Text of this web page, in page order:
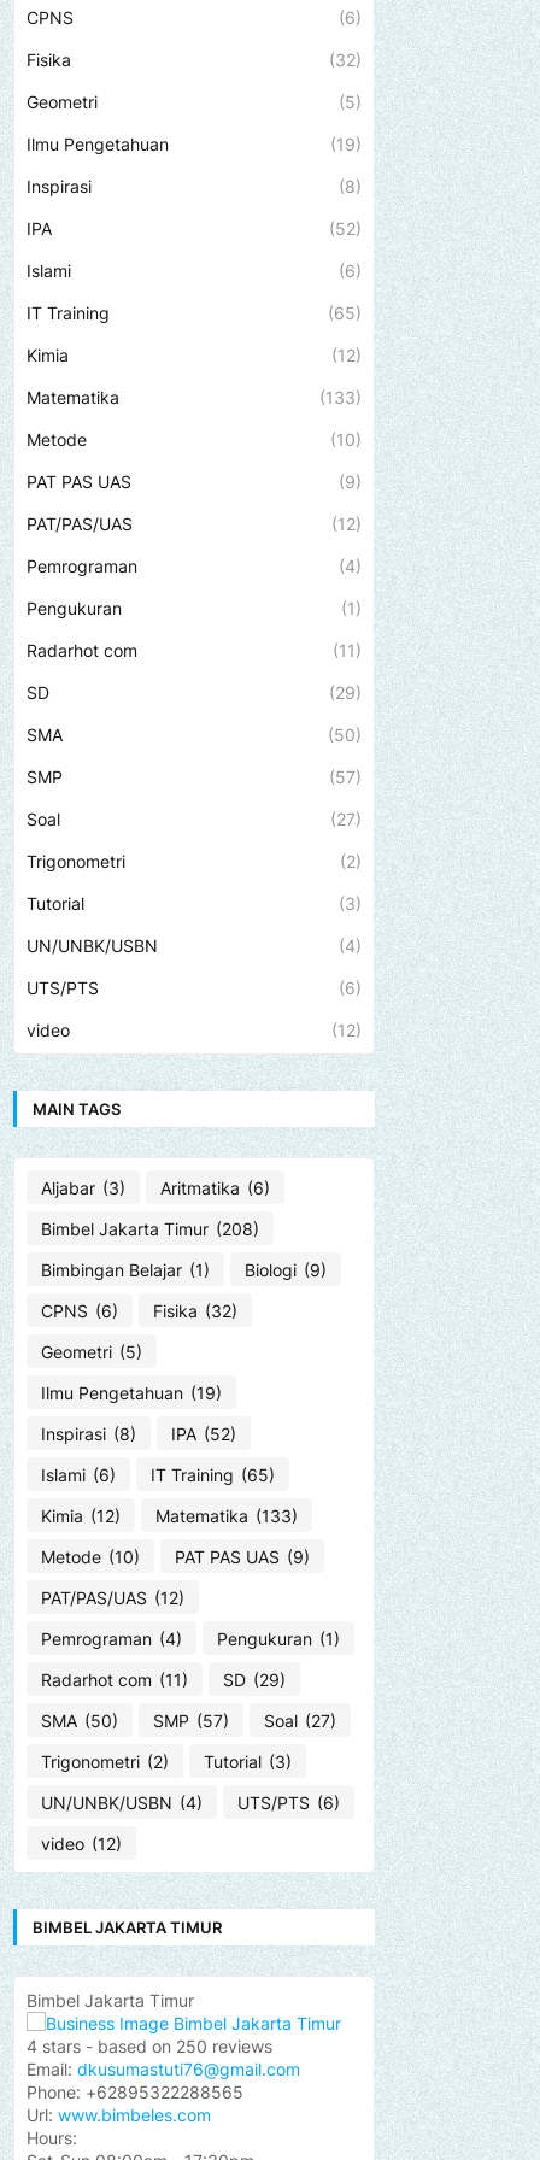
CPNS (6)
Fisika (32)
Geometri (5)
Ilmu Pengetahuan (19)
Inspirasi (8)
IPA (52)
Islami (6)
IT Training (65)
Kimia (12)
Matematika (133)
Metode (10)
PAT PAS UAS (9)
PAT/PAS/UAS (12)
Pemrograman (4)
Pengukuran (1)
Radarhot com (11)
SD (29)
SMA (50)
SMP (57)
Soal (27)
Trigonometri (2)
Tutorial (3)
UN/UNBK/USBN (4)
UTS/PTS (6)
video (12)
MAIN TAGS
Aljabar (3) Aritmatika (6)
Bimbel Jakarta Timur (208)
Bimbingan Belajar (1) Biologi (9)
CPNS (6) Fisika (32)
Geometri (5)
Ilmu Pengetahuan (19)
Inspirasi (8) IPA (52)
Islami (6) IT Training (65)
Kimia (12) Matematika (133)
Metode (10) PAT PAS UAS (9)
PAT/PAS/UAS (12)
Pemrograman (4) Pengukuran (1)
Radarhot com (11) SD (29)
SMA (50) SMP (57) Soal (27)
Trigonometri (2) Tutorial (3)
UN/UNBK/USBN (4) UTS/PTS (6)
video (12)
BIMBEL JAKARTA TIMUR
Bimbel Jakarta Timur
4 stars - based on 250 reviews
Email: dkusumastuti76@gmail.com
Phone: +62895322288565
Url: www.bimbeles.com
Hours: